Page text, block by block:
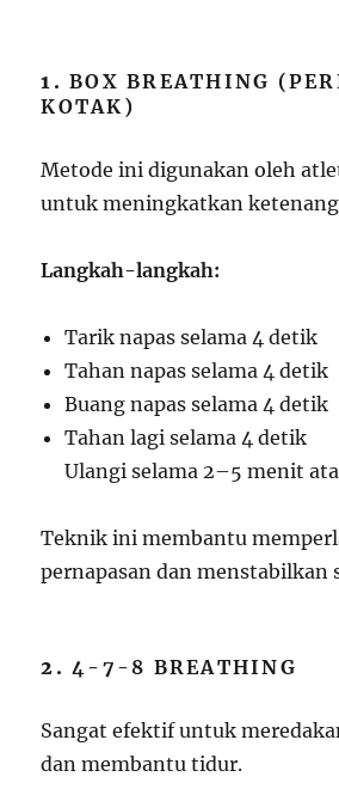
1.BOX BREATHING
KOTAK)
Metode ini digunakan oleh
untuk meningkatkan
Langkah-langkah:
Tarik napas selama 4 detik
Tahan napas selama 4 detik
Buang napas selama 4 detik
Tahan lagi selama 4 detik
Ulangi selama 2–5 menit
Teknik ini membantu
pernapasan dan menstabilkan
2.4-7-8 BREATHING
Sangat efektif untuk
dan membantu tidur.